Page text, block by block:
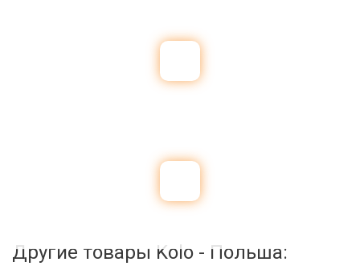
Другие товары Kolo - Польша: